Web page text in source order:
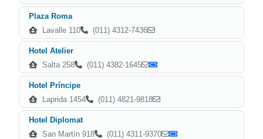
Plaza Roma
Lavalle 110
(011) 4312-7436
Hotel Atelier
Salta 258
(011) 4382-1645
Hotel Príncipe
Laprida 1454
(011) 4821-9818
Hotel Diplomat
San Martín 918
(011) 4311-9370